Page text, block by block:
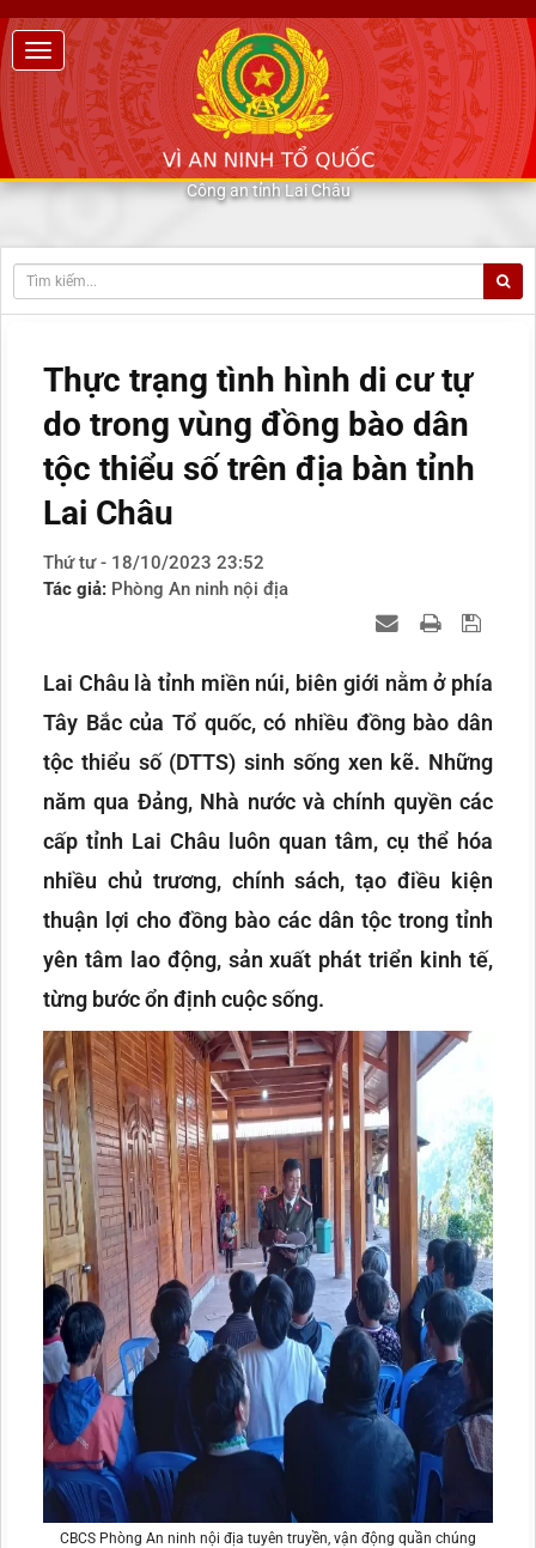
Công an tỉnh Lai Châu
Thực trạng tình hình di cư tự
do trong vùng đồng bào dân
tộc thiểu số trên địa bàn tỉnh
Lai Châu
Thứ tư - 18/10/2023 23:52
Tác giả: Phòng An ninh nội địa
Lai Châu là tỉnh miền núi, biên giới nằm ở phía
Tây Bắc của Tổ quốc, có nhiều đồng bào dân
tộc thiểu số (DTTS) sinh sống xen kẽ. Những
năm qua Đảng, Nhà nước và chính quyền các
cấp tỉnh Lai Châu luôn quan tâm, cụ thể hóa
nhiều chủ trương, chính sách, tạo điều kiện
thuận lợi cho đồng bào các dân tộc trong tỉnh
yên tâm lao động, sản xuất phát triển kinh tế,
từng bước ổn định cuộc sống.
CBCS Phòng An ninh nội địa tuyên truyền, vận động quần chúng